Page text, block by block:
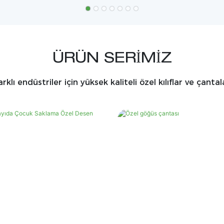
ÜRÜN SERIMIZ
endüstriler için yüksek kaliteli özel kılıflar ve